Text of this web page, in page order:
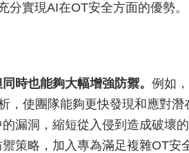
實現AI在OT安全方面的優勢。
時也能夠大幅增強防禦。 例如
，使團隊能夠更快發現和應對
漏洞，縮短從入侵到造成破壞
策略，加入專為滿足複雜OT安